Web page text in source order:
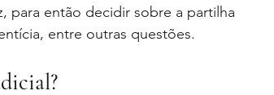
para então decidir sobre a partilha
entre outras questões.